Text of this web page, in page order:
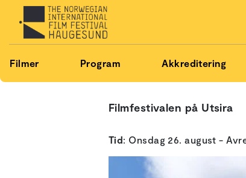
Filmer Program Akkreditering
Filmfestivalen på Utsira
Tid: Onsdag 26. august -